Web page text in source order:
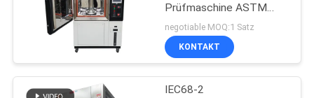
Prüfmaschine ASTM
G155 vertikales
negotiable MOQ:1 Satz
KONTAKT
IEC68-2